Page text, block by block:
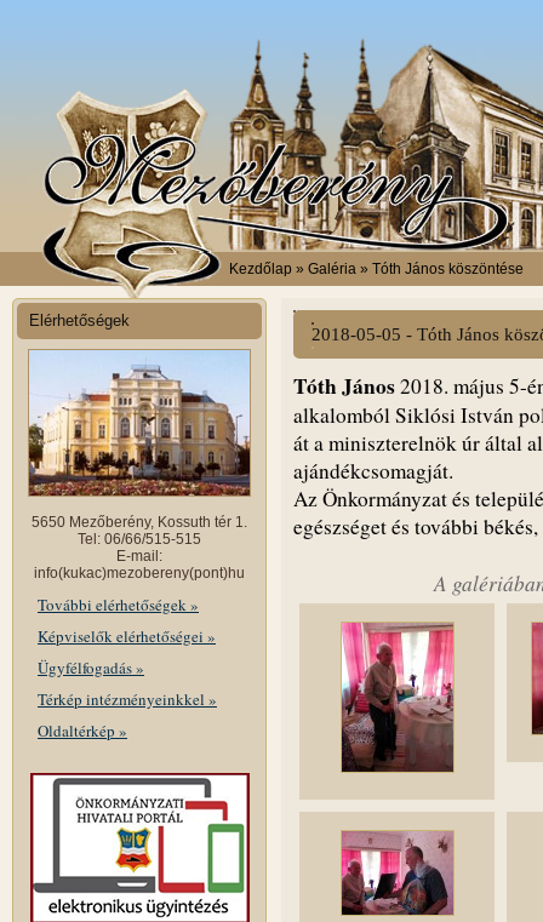
Kezdőlap » Galéria » Tóth János köszöntése
Elérhetőségek
5650 Mezőberény, Kossuth tér 1.
Tel: 06/66/515-515
E-mail:
info(kukac)mezobereny(pont)hu
További elérhetőségek »
Képviselők elérhetőségei »
Ügyfélfogadás »
Térkép intézményeinkkel »
Oldaltérkép »
2018-05-05 - Tóth János
Tóth János2018. május 5-
alkalomból Siklósi István
át a miniszterelnök úr által
ajándékcsomagját.
Az Önkormányzat és
egészséget és további
A